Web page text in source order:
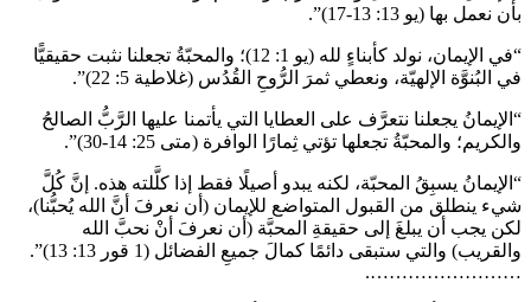
بأن نعمل بها (يو 13: 13-17)”.
“في الإيمان، نولد كأبناءٍ لله (يو 1: 12)؛ والمحبّةُ تجعلنا نثبت حقيقيًّا
في البُنوَّة الإلهيّة، ونعطي ثمرَ الرُّوحِ القُدُس (غلاطية 5: 22)”.
“الإيمانُ يجعلنا نتعرَّف على العطايا التي يأتمنا عليها الرَّبُّ الصالحُ
والكريم؛ والمحبّةُ تجعلها تؤتي ثِمارًا الوافرة (متى 25: 14-30)”.
“الإيمانُ يسبِقُ المحبّة، لكنه يبدو أصيلًا فقط إذا كلَّلته هذه. إنَّ كُلَّ
شيء ينطلق من القبول المتواضع للإيمان (أن نعرفَ أنَّ الله يُحبُّنا)،
لكن يجب أن يبلغَ إلى حقيقةِ المحبَّة (أن نعرفَ أنْ نحبَّ الله
والقريب) والتي ستبقى دائمًا كمالَ جميعِ الفضائل (1 قور 13: 13)”.
…………………….